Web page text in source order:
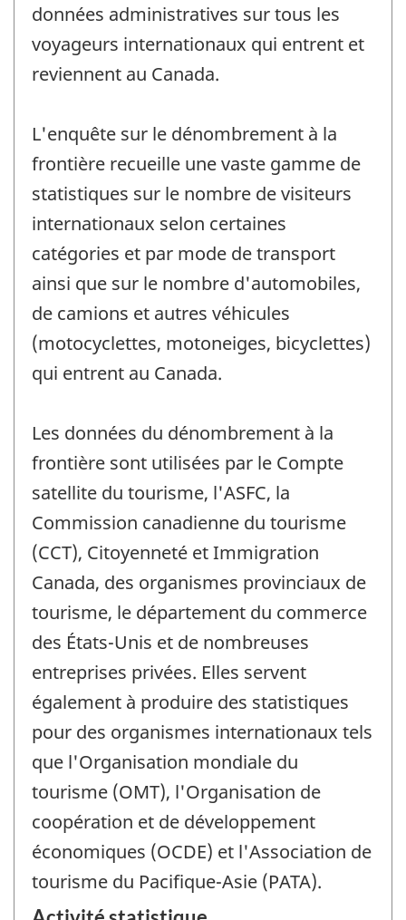
données administratives sur tous les
voyageurs internationaux qui entrent et
reviennent au Canada.
L'enquête sur le dénombrement à la
frontière recueille une vaste gamme de
statistiques sur le nombre de visiteurs
internationaux selon certaines
catégories et par mode de transport
ainsi que sur le nombre d'automobiles,
de camions et autres véhicules
(motocyclettes, motoneiges, bicyclettes)
qui entrent au Canada.
Les données du dénombrement à la
frontière sont utilisées par le Compte
satellite du tourisme, l'ASFC, la
Commission canadienne du tourisme
(CCT), Citoyenneté et Immigration
Canada, des organismes provinciaux de
tourisme, le département du commerce
des États-Unis et de nombreuses
entreprises privées. Elles servent
également à produire des statistiques
pour des organismes internationaux tels
que l'Organisation mondiale du
tourisme (OMT), l'Organisation de
coopération et de développement
économiques (OCDE) et l'Association de
tourisme du Pacifique-Asie (PATA).